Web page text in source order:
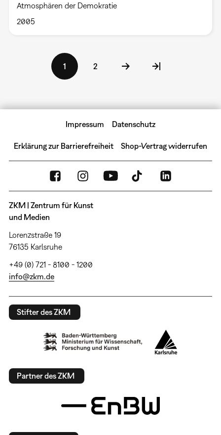
Atmosphären der Demokratie
2005
Aktuelle
Seite
1 Seite
2
Impressum Datenschutz
Erklärung zur Barrierefreiheit Shop-Vertrag widerrufen
ZKM | Zentrum für Kunst
und Medien
Lorenzstraße 19
76135 Karlsruhe
+49 (0) 721 - 8100 - 1200
info@zkm.de
Stifter des ZKM
Partner des ZKM